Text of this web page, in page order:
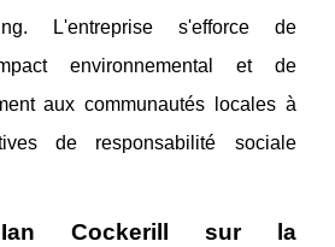
L'entreprise s'efforce de
environnemental et de
aux communautés locales à
de responsabilité sociale
Cockerill sur la